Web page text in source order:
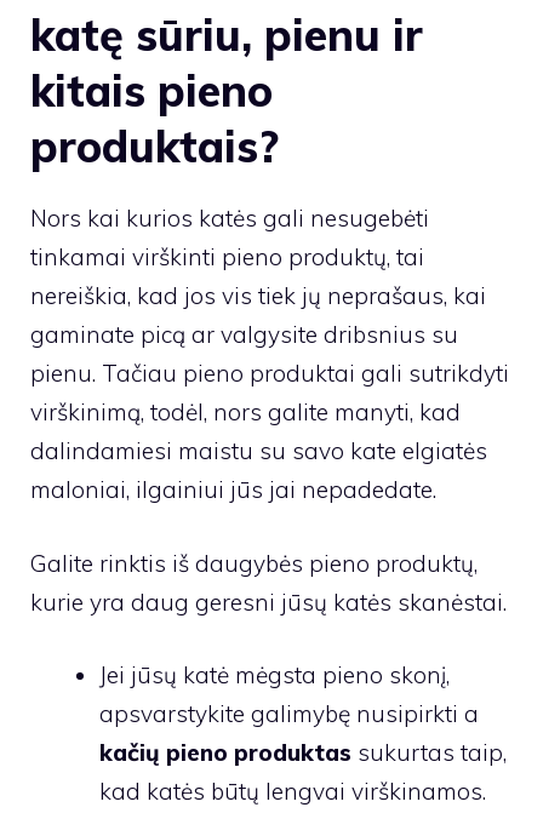
katę sūriu, pienu ir
kitais pieno
produktais?
Nors kai kurios katės gali nesugebėti
tinkamai virškinti pieno produktų, tai
nereiškia, kad jos vis tiek jų neprašaus, kai
gaminate picą ar valgysite dribsnius su
pienu. Tačiau pieno produktai gali sutrikdyti
virškinimą, todėl, nors galite manyti, kad
dalindamiesi maistu su savo kate elgiatės
maloniai, ilgainiui jūs jai nepadedate.
Galite rinktis iš daugybės pieno produktų,
kurie yra daug geresni jūsų katės skanėstai.
Jei jūsų katė mėgsta pieno skonį,
apsvarstykite galimybę nusipirkti a
kačių pieno produktas sukurtas taip,
kad katės būtų lengvai virškinamos.